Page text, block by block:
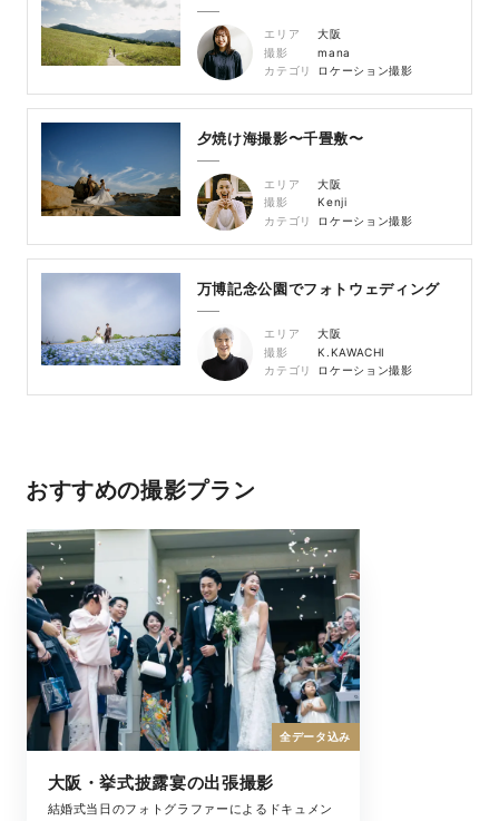
エリア
大阪
撮影
mana
カテゴリ
ロケーション撮影
夕焼け海撮影〜千畳敷〜
エリア
大阪
撮影
Kenji
カテゴリ
ロケーション撮影
万博記念公園でフォトウェディング
エリア
大阪
撮影
K.KAWACHI
カテゴリ
ロケーション撮影
おすすめの撮影プラン
大阪・挙式披露宴の出張撮影
結婚式当日のフォトグラファーによるドキュメン
全データ込み